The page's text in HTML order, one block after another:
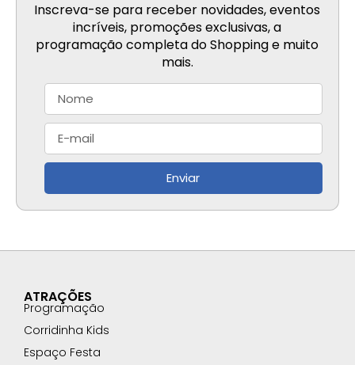
Inscreva-se para receber novidades, eventos
incríveis, promoções exclusivas, a
programação completa do Shopping e muito
mais.
Enviar
ATRAÇÕES
Programação
Corridinha Kids
Espaço Festa